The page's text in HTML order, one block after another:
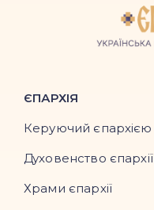
ЄПАРХІЯ
Керуючий єпархією
Духовенство єпархії
Храми єпархії